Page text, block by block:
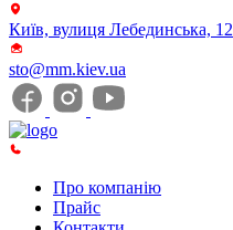
Київ, вулиця Лебединська, 12
sto@mm.kiev.ua
Про компанію
Прайс